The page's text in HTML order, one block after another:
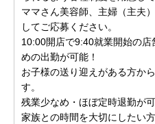
ママさん美容師、主婦（主夫
してご応募ください。
10:00開店で9:40就業開始の
めの出勤が可能！
お子様の送り迎えがある方か
す。
残業少なめ・ほぼ定時退勤が
家族との時間を大切にしたい